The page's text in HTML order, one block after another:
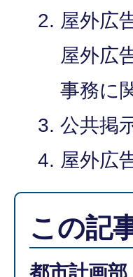
屋外広
屋外広
事務に
公共掲
屋外広
この記